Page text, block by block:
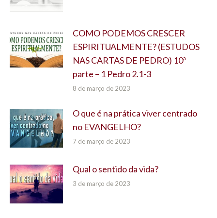
COMO PODEMOS CRESCER
ESPIRITUALMENTE? (ESTUDOS
NAS CARTAS DE PEDRO) 10ª
parte – 1 Pedro 2.1-3
8 de março de 2023
O que é na prática viver centrado
no EVANGELHO?
7 de março de 2023
Qual o sentido da vida?
3 de março de 2023